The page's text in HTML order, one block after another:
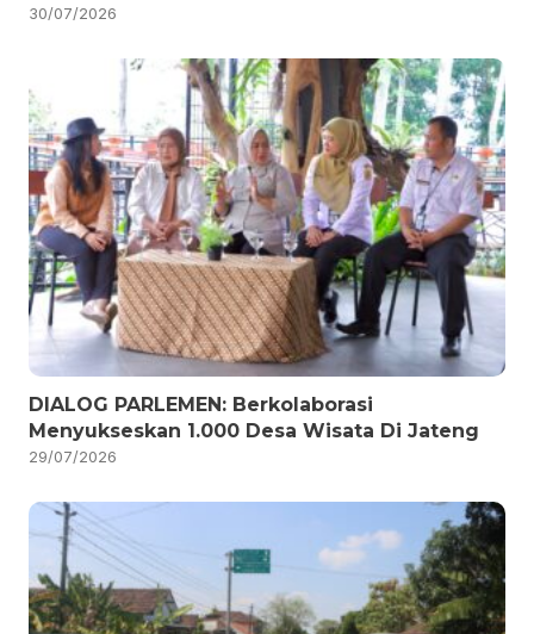
30/07/2026
DIALOG PARLEMEN: Berkolaborasi
Menyukseskan 1.000 Desa Wisata Di Jateng
29/07/2026